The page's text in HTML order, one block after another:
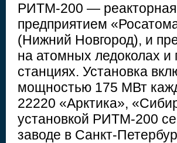
РИТМ-200 — реакторная
предприятием
(Нижний Новгород), и
на атомных ледоколах и
станциях. Установка
мощностью 175 МВт
22220 «Арктика»,
установкой РИТМ-200
заводе в Санкт-